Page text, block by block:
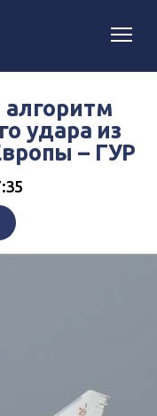
удара из
– ГУР